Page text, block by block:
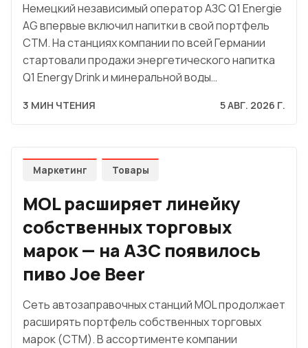
Немецкий независимый оператор АЗС Q1 Energie
AG впервые включил напитки в свой портфель
СТМ. На станциях компании по всей Германии
стартовали продажи энергетического напитка
Q1 Energy Drink и минеральной воды…
3 МИН ЧТЕНИЯ 5 АВГ. 2026 Г.
Маркетинг Товары
MOL расширяет линейку
собственных торговых
марок — на АЗС появилось
пиво Joe Beer
Сеть автозаправочных станций MOL продолжает
расширять портфель собственных торговых
марок (СТМ). В ассортименте компании